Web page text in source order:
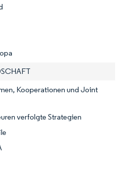
Kooperationen und Joint
verfolgte Strategien